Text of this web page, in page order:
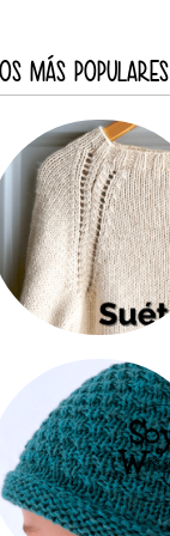
MÁS POPULARES